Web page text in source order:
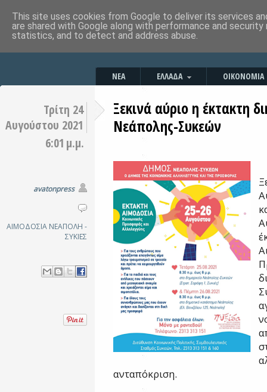
ΝΕΑ ΕΛΛΑΔΑ ΟΙΚΟΝΟΜΙΑ
Τρίτη 24
Αυγούστου 2021
6:01 μ.μ.
avatonpress
ΑΙΜΟΔΟΣΙΑ ΝΕΑΠΟΛΗ -
ΣΥΚΙΕΣ
Ξεκινά αύριο η έκτακτη
Νεάπολης-Συκεών
ανταπόκριση.
This site uses cookies from Google to deliver its services
are shared with Google along with performance and
statistics, and to detect and address abuse.